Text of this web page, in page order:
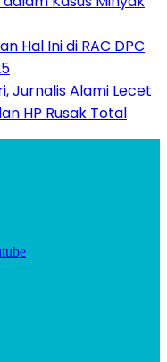
Hal Ini di RAC DPC
Jurnalis Alami Lecet
HP Rusak Total